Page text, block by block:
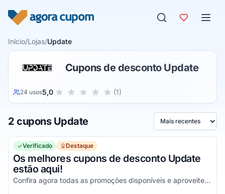
Início/Lojas/Update
Cupons de desconto Update
24 usos5,0Sua nota para Update, de 1 a 5 estrelas
5 estrelas
4 estrelas
3 estrelas
2 estrelas
1 estrela (1)
2 cupons Update Ordenar por
Verificado Destaque
Os melhores cupons de desconto Update
estão aqui!
Confira agora todas as promoções disponíveis e aproveite para economizar da melhor maneira possível em todas as suas compras!